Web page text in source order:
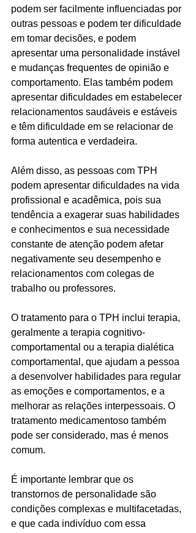
podem ser facilmente influenciadas por
outras pessoas e podem ter dificuldade
em tomar decisões, e podem
apresentar uma personalidade instável
e mudanças frequentes de opinião e
comportamento. Elas também podem
apresentar dificuldades em estabelecer
relacionamentos saudáveis e estáveis
e têm dificuldade em se relacionar de
forma autentica e verdadeira.
Além disso, as pessoas com TPH
podem apresentar dificuldades na vida
profissional e acadêmica, pois sua
tendência a exagerar suas habilidades
e conhecimentos e sua necessidade
constante de atenção podem afetar
negativamente seu desempenho e
relacionamentos com colegas de
trabalho ou professores.
O tratamento para o TPH inclui terapia,
geralmente a terapia cognitivo-
comportamental ou a terapia dialética
comportamental, que ajudam a pessoa
a desenvolver habilidades para regular
as emoções e comportamentos, e a
melhorar as relações interpessoais. O
tratamento medicamentoso também
pode ser considerado, mas é menos
comum.
É importante lembrar que os
transtornos de personalidade são
condições complexas e multifacetadas,
e que cada indivíduo com essa